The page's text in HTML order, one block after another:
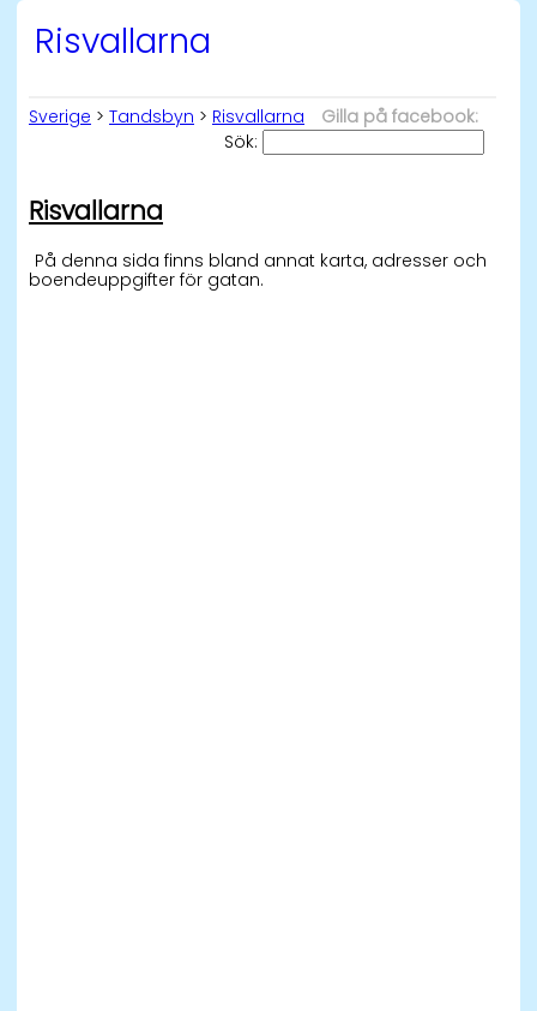
Risvallarna
Sverige > Tandsbyn > Risvallarna
Sök:
Gilla på facebook:
Risvallarna
På denna sida finns bland annat karta, adresser och
boendeuppgifter för gatan.